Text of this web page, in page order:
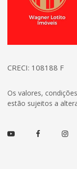
CRECI: 108188 F
Os valores,
estão sujeitos a
Youtube Facebook